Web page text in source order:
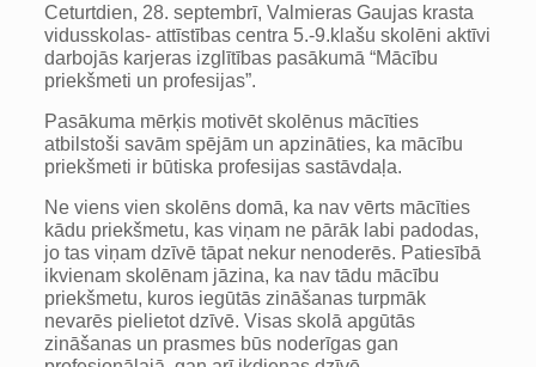
Ceturtdien, 28. septembrī, Valmieras Gaujas krasta
vidusskolas- attīstības centra 5.-9.klašu skolēni aktīvi
darbojās karjeras izglītības pasākumā “Mācību
priekšmeti un profesijas”.
Pasākuma mērķis motivēt skolēnus mācīties
atbilstoši savām spējām un apzināties, ka mācību
priekšmeti ir būtiska profesijas sastāvdaļa.
Ne viens vien skolēns domā, ka nav vērts mācīties
kādu priekšmetu, kas viņam ne pārāk labi padodas,
jo tas viņam dzīvē tāpat nekur nenoderēs. Patiesībā
ikvienam skolēnam jāzina, ka nav tādu mācību
priekšmetu, kuros iegūtās zināšanas turpmāk
nevarēs pielietot dzīvē. Visas skolā apgūtās
zināšanas un prasmes būs noderīgas gan